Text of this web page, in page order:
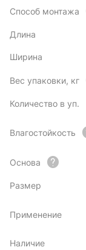
Способ монтажа
Длина
Ширина
Вес упаковки, кг
Количество в уп.
Влагостойкость
Основа
Размер
Применение
Наличие